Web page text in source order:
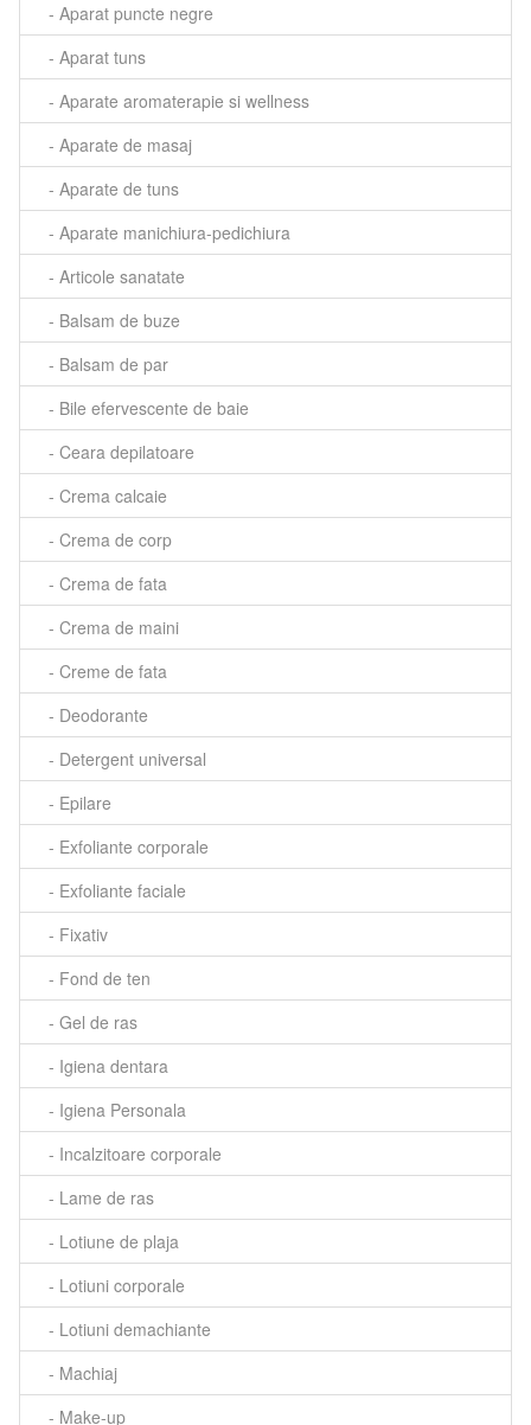
- Aparat puncte negre
- Aparat tuns
- Aparate aromaterapie si wellness
- Aparate de masaj
- Aparate de tuns
- Aparate manichiura-pedichiura
- Articole sanatate
- Balsam de buze
- Balsam de par
- Bile efervescente de baie
- Ceara depilatoare
- Crema calcaie
- Crema de corp
- Crema de fata
- Crema de maini
- Creme de fata
- Deodorante
- Detergent universal
- Epilare
- Exfoliante corporale
- Exfoliante faciale
- Fixativ
- Fond de ten
- Gel de ras
- Igiena dentara
- Igiena Personala
- Incalzitoare corporale
- Lame de ras
- Lotiune de plaja
- Lotiuni corporale
- Lotiuni demachiante
- Machiaj
- Make-up